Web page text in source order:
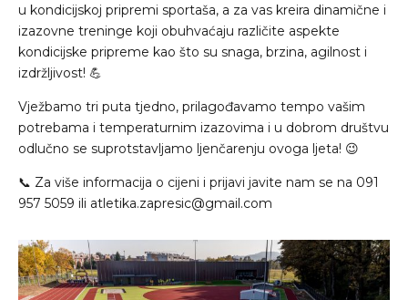
u kondicijskoj pripremi sportaša, a za vas kreira dinamične i
izazovne treninge koji obuhvaćaju različite aspekte
kondicijske pripreme kao što su snaga, brzina, agilnost i
izdržljivost! 💪
Vježbamo tri puta tjedno, prilagođavamo tempo vašim
potrebama i temperaturnim izazovima i u dobrom društvu
odlučno se suprotstavljamo ljenčarenju ovoga ljeta! 😉
📞 Za više informacija o cijeni i prijavi javite nam se na 091
957 5059 ili atletika.zapresic@gmail.com